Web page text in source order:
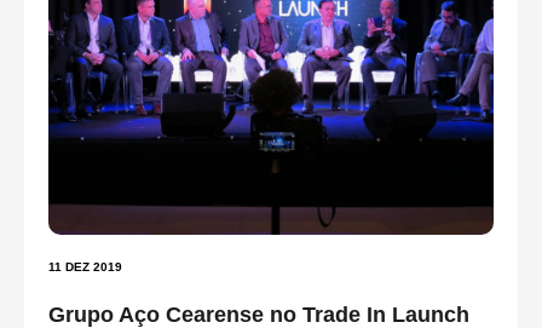
11 DEZ 2019
Grupo Aço Cearense no Trade In Launch